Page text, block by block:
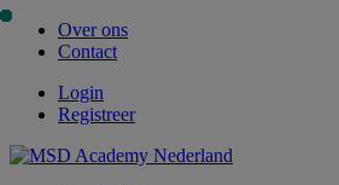
Over ons
Contact
Login
Registreer